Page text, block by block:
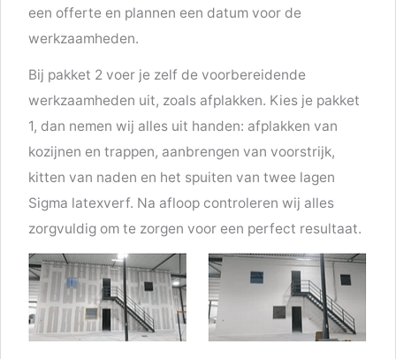
een offerte en plannen een datum voor de
werkzaamheden.
Bij pakket 2 voer je zelf de voorbereidende
werkzaamheden uit, zoals afplakken. Kies je pakket
1, dan nemen wij alles uit handen: afplakken van
kozijnen en trappen, aanbrengen van voorstrijk,
kitten van naden en het spuiten van twee lagen
Sigma latexverf. Na afloop controleren wij alles
zorgvuldig om te zorgen voor een perfect resultaat.